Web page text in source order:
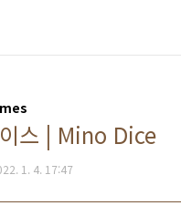
스 | Mino Dice
1. 4. 17:47